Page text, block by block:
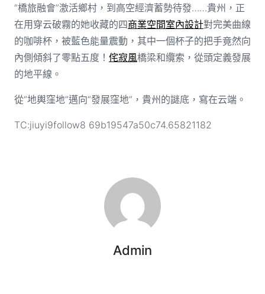
“橋旅融會”激活鄉村，到高空經濟蓄勢待發……貴州，正
在用穿云破霧的她收藏的四商業空間室內設計對完美曲線
的咖啡杯，被藍色能量震動，其中一個杯子的把手竟然向
內側傾斜了零點五度！ 侘寂風橋梁和纜索，從頭定義發展
的地平線。
從“地輿窪地”邁向“發展窪地”，貴州的謎底，寫在云端。
TC:jiuyi9follow8 69b19547a50c74.65821182
Admin